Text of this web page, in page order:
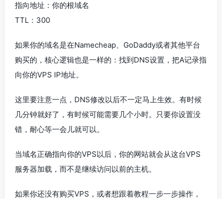
指向地址：你的根域名
TTL：300
如果你的域名是在Namecheap、GoDaddy或者其他平台
购买的，核心逻辑也是一样的：找到DNS设置，把A记录指
向你的VPS IP地址。
这里要注意一点，DNS修改以后不一定马上生效。有时候
几分钟就好了，有时候可能需要几个小时。只要你设置没
错，耐心等一会儿就可以。
当域名正确指向你的VPS以后，你的网站就会从这台VPS
服务器加载，而不是继续访问以前的主机。
如果你还没有购买VPS，或者想跟着教程一步一步操作，